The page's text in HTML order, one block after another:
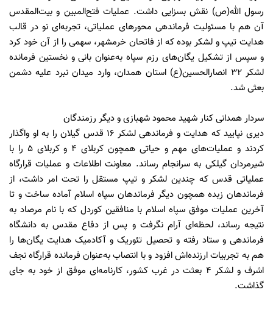
رسول الله(ص) نقش بسزایی داشت. عملیات فتح‌المبین و بیت‌المقدس
آن هم با مسئولیت فرماندهی محورهای عملیاتی، تجربه‌ای نو در قالب
هدایت تیپ و لشکر بوده که از فاتحان خرمشهر، سهمی را از آن خود کرد
و سپس از تشکیل یگان‌های رزم سپاه به‌عنوان بانی و نخستین فرمانده
لشکر ۳۲ انصارالحسین(ع) استان همدان، وارد میدان نبرد علیه دشمن
بعثی شد.
سردار همدانی کنار شهید محمود شهبازی و دیگر رزمندگان
دیری نپایید که هدایت و فرماندهی لشکر ۱۶ قدس گیلان را به او واگذار
کردند و عملیات‌‌های مهم و حیاتی همچون کربلای ۴ و کربلای ۵ را با
شیرمردان گیلکی به سرانجام رساند. معاونت اطلاعات و عملیات قرارگاه
عملیاتی قدس که چندین لشکر و تیپ مستقل را تحت امر داشت، از
فرماندهان زبده همچون دیگر فرماندهان سپاه اسلام آماده ساخت و تا
آخرین عملیات موفق سپاه اسلام با منافقین کوردل که با نام مرصاد به
نتیجه رساند، لحظه‌ای آرام نگرفت و پس از دفاع مقدس به دانشگاه
فرماندهی و ستاد رفته و تحصیل تئوریک و آکادمیک هدایت یگان‌ها را
هم به تجربیات ارزنده‌اش افزود و با انتصاب به‌عنوان فرمانده قرارگاه نجف
اشرف و لشکر ۴ بعثت در غرب کشور، کارنامه‌ای موفق از خود به جای
گذاشت.